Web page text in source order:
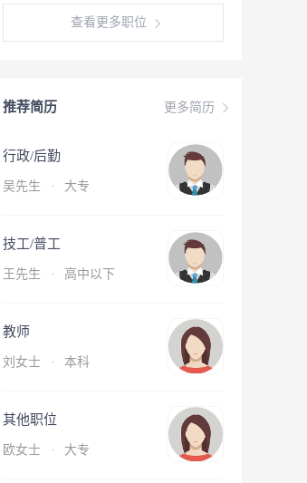
查看更多职位
更多简历
推荐简历
行政/后勤
吴先生 · 大专
技工/普工
王先生 · 高中以下
教师
刘女士 · 本科
其他职位
欧女士 · 大专